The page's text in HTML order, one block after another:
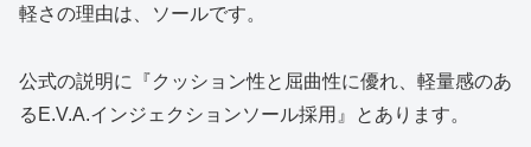
軽さの理由は、ソールです。
公式の説明に『クッション性と屈曲性に優れ、軽量感のあ
るE.V.A.インジェクションソール採用』とあります。